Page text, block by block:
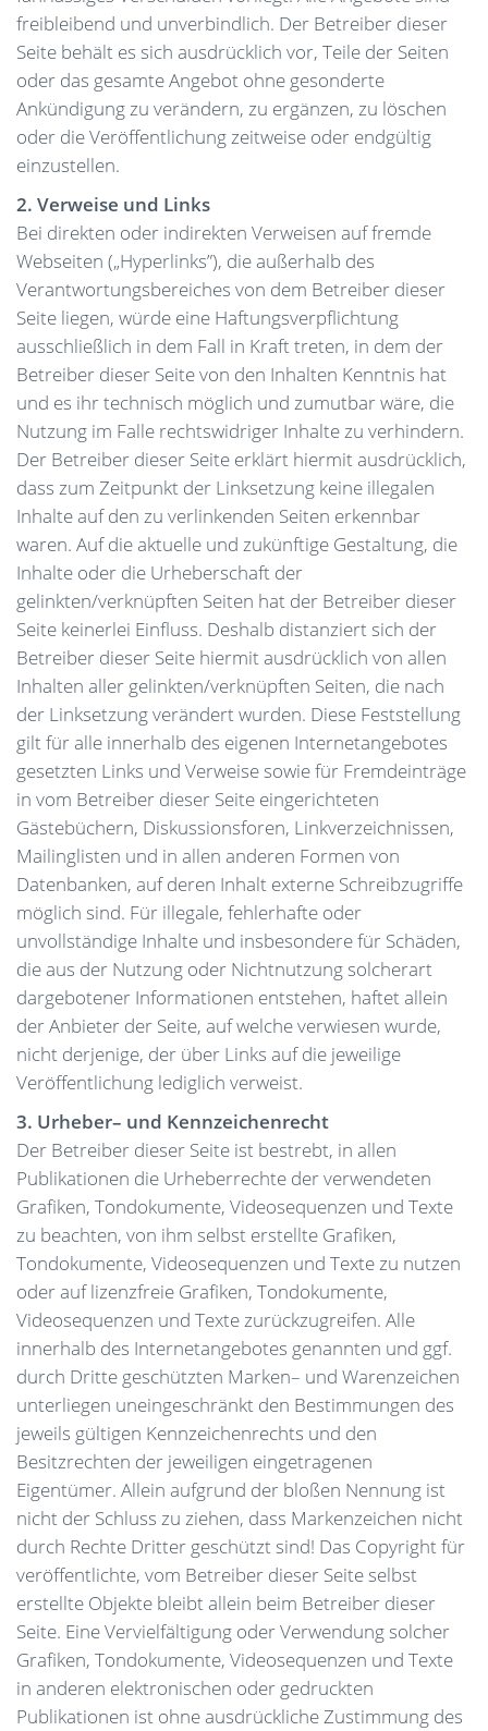
freibleibend und unverbindlich. Der Betreiber dieser
Seite behält es sich ausdrücklich vor, Teile der Seiten
oder das gesamte Angebot ohne gesonderte
Ankündigung zu verändern, zu ergänzen, zu löschen
oder die Veröffentlichung zeitweise oder endgültig
einzustellen.
2. Verweise und Links
Bei direkten oder indirekten Verweisen auf fremde
Webseiten („Hyperlinks”), die außerhalb des
Verantwortungsbereiches von dem Betreiber dieser
Seite liegen, würde eine Haftungsverpflichtung
ausschließlich in dem Fall in Kraft treten, in dem der
Betreiber dieser Seite von den Inhalten Kenntnis hat
und es ihr technisch möglich und zumutbar wäre, die
Nutzung im Falle rechtswidriger Inhalte zu verhindern.
Der Betreiber dieser Seite erklärt hiermit ausdrücklich,
dass zum Zeitpunkt der Linksetzung keine illegalen
Inhalte auf den zu verlinkenden Seiten erkennbar
waren. Auf die aktuelle und zukünftige Gestaltung, die
Inhalte oder die Urheberschaft der
gelinkten/verknüpften Seiten hat der Betreiber dieser
Seite keinerlei Einfluss. Deshalb distanziert sich der
Betreiber dieser Seite hiermit ausdrücklich von allen
Inhalten aller gelinkten/verknüpften Seiten, die nach
der Linksetzung verändert wurden. Diese Feststellung
gilt für alle innerhalb des eigenen Internetangebotes
gesetzten Links und Verweise sowie für Fremdeinträge
in vom Betreiber dieser Seite eingerichteten
Gästebüchern, Diskussionsforen, Linkverzeichnissen,
Mailinglisten und in allen anderen Formen von
Datenbanken, auf deren Inhalt externe Schreibzugriffe
möglich sind. Für illegale, fehlerhafte oder
unvollständige Inhalte und insbesondere für Schäden,
die aus der Nutzung oder Nichtnutzung solcherart
dargebotener Informationen entstehen, haftet allein
der Anbieter der Seite, auf welche verwiesen wurde,
nicht derjenige, der über Links auf die jeweilige
Veröffentlichung lediglich verweist.
3. Urheber– und Kennzeichenrecht
Der Betreiber dieser Seite ist bestrebt, in allen
Publikationen die Urheberrechte der verwendeten
Grafiken, Tondokumente, Videosequenzen und Texte
zu beachten, von ihm selbst erstellte Grafiken,
Tondokumente, Videosequenzen und Texte zu nutzen
oder auf lizenzfreie Grafiken, Tondokumente,
Videosequenzen und Texte zurückzugreifen. Alle
innerhalb des Internetangebotes genannten und ggf.
durch Dritte geschützten Marken– und Warenzeichen
unterliegen uneingeschränkt den Bestimmungen des
jeweils gültigen Kennzeichenrechts und den
Besitzrechten der jeweiligen eingetragenen
Eigentümer. Allein aufgrund der bloßen Nennung ist
nicht der Schluss zu ziehen, dass Markenzeichen nicht
durch Rechte Dritter geschützt sind! Das Copyright für
veröffentlichte, vom Betreiber dieser Seite selbst
erstellte Objekte bleibt allein beim Betreiber dieser
Seite. Eine Vervielfältigung oder Verwendung solcher
Grafiken, Tondokumente, Videosequenzen und Texte
in anderen elektronischen oder gedruckten
Publikationen ist ohne ausdrückliche Zustimmung des